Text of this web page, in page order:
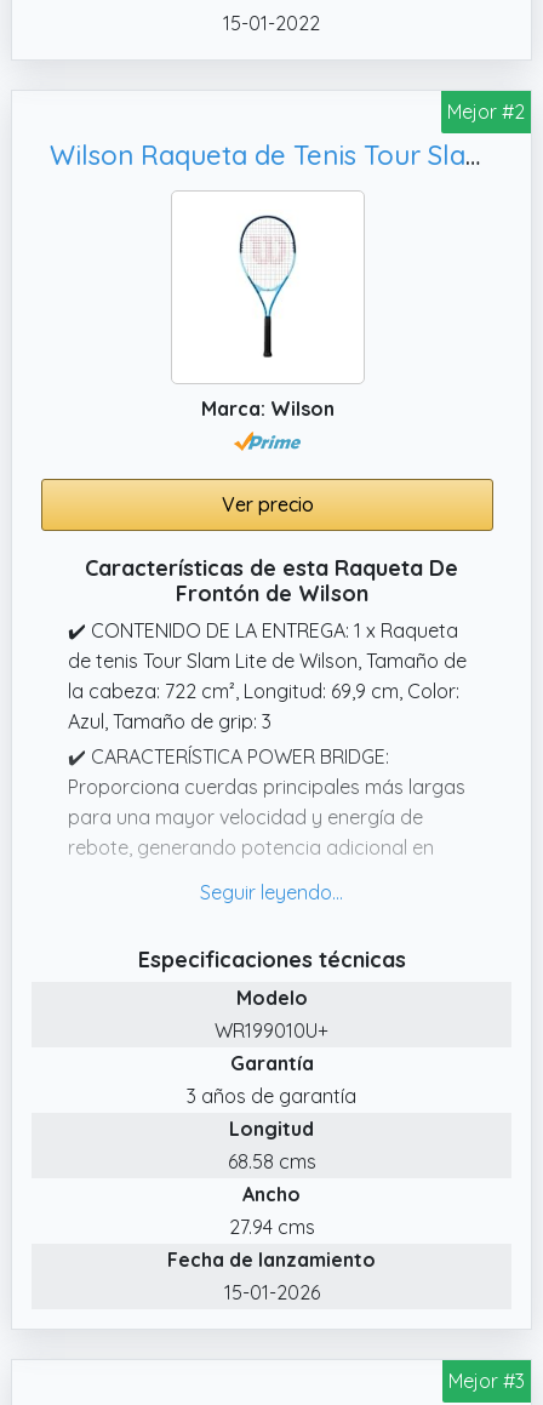
15-01-2022
Mejor #2
Wilson Raqueta de Tenis Tour Slam Lite, Grip 3
Marca: Wilson
Ver precio
Características de esta Raqueta De
Frontón de Wilson
✔️ CONTENIDO DE LA ENTREGA: 1 x Raqueta
de tenis Tour Slam Lite de Wilson, Tamaño de
la cabeza: 722 cm², Longitud: 69,9 cm, Color:
Azul, Tamaño de grip: 3
✔️ CARACTERÍSTICA POWER BRIDGE:
Proporciona cuerdas principales más largas
para una mayor velocidad y energía de
rebote, generando potencia adicional en
enorme tamaño de cabeza mejora la
potencia y la consistencia para los
jugadores principiantes con una mayor
✔️ TECNOLOGÍA VMATRIX: La cabeza de gran
tamaño proporciona un gran punto dulce,
aumentando la potencia y añadiendo una
tolerancia significativa en los golpes
descentrados para un juego seguro
✔️ LONGITUD EXTENDIDA: Ligeramente más
larga que las raquetas estándar,
Especificaciones técnicas
Modelo
WR199010U+
Garantía
3 años de garantía
Longitud
68.58 cms
Ancho
27.94 cms
Fecha de lanzamiento
15-01-2026
Mejor #3